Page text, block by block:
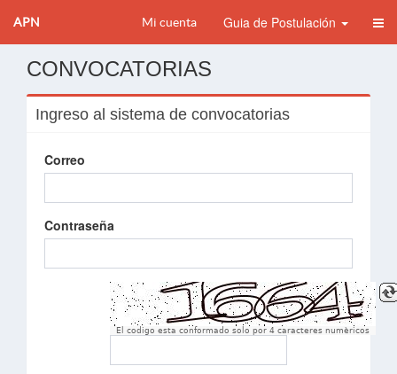
APN Mi cuenta Guia de Postulación
CONVOCATORIAS
Ingreso al sistema de convocatorias
Correo
Contraseña
El codigo esta conformado solo por 4 caracteres numèricos